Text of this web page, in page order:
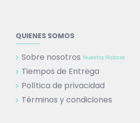
QUIENES SOMOS
Sobre nosotros Nuestra Historia
Tiempos de Entrega
Política de privacidad
Términos y condiciones